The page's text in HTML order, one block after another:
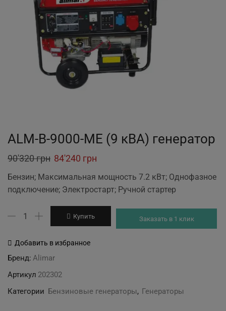
ALM-B-9000-ME (9 кВА) генератор
90'320грн Original
was:
84'240 грн
is:
Бензин; Максимальная мощность 7.2 кВт; Однофазное
подключение; Электростарт; Ручной стартер
Количество
ALM-
9000-
ME
(9
Купить Заказать в 1 клик
Добавить в избранное
Бренд: Alimar
Артикул 202302
Категории Бензиновые генераторы, Генераторы